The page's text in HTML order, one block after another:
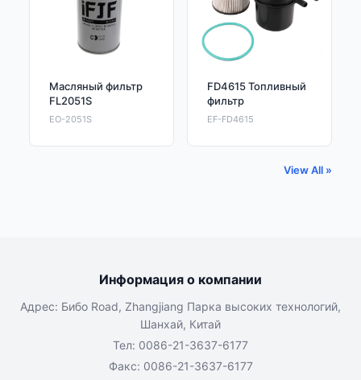
Масляный фильтр
FL2051S
EO-2051S
FD4615 Топливный
фильтр
EF-FD4615
View All »
Информация о компании
Адрес: Бибо Road, Zhangjiang Парка высоких технологий,
Шанхай, Китай
Тел: 0086-21-3637-6177
Факс: 0086-21-3637-6177